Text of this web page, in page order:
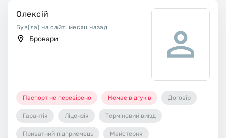
Олексій
Був(ла) на сайті месяц назад
Бровари
Паспорт не перевірено Немає відгуків Договір
Гарантія Ліцензія Терміновий виїзд
Приватний підприємець Майстерня